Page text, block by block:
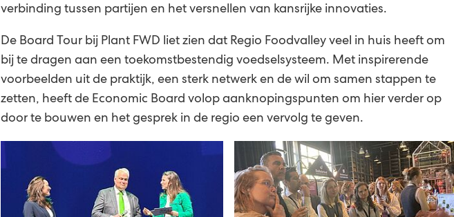
verbinding tussen partijen en het versnellen van kansrijke innovaties.
De Board Tour bij Plant FWD liet zien dat Regio Foodvalley veel in huis heeft om
bij te dragen aan een toekomstbestendig voedselsysteem. Met inspirerende
voorbeelden uit de praktijk, een sterk netwerk en de wil om samen stappen te
zetten, heeft de Economic Board volop aanknopingspunten om hier verder op
door te bouwen en het gesprek in de regio een vervolg te geven.